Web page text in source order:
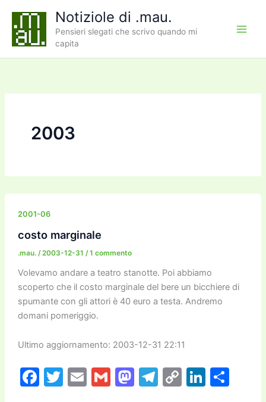
contenuto
Notiziole di .mau.
Pensieri slegati che scrivo quando mi
capita
2003
2001-06
costo marginale
.mau. /2003-12-31 /1 commento
Volevamo andare a teatro stanotte. Poi abbiamo
scoperto che il costo marginale del bere un bicchiere di
spumante con gli attori è 40 euro a testa. Andremo
domani pomeriggio.
Ultimo aggiornamento: 2003-12-31 22:11
F T E G M T C Li C